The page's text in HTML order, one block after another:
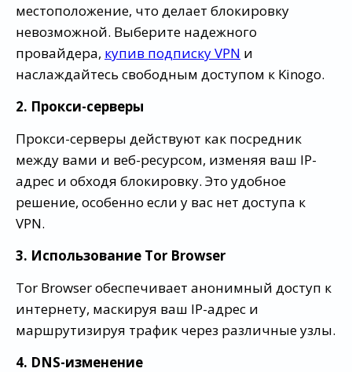
местоположение, что делает блокировку
невозможной. Выберите надежного
провайдера, купив подписку VPN и
наслаждайтесь свободным доступом к Kinogo.
2. Прокси-серверы
Прокси-серверы действуют как посредник
между вами и веб-ресурсом, изменяя ваш IP-
адрес и обходя блокировку. Это удобное
решение, особенно если у вас нет доступа к
VPN.
3. Использование Tor Browser
Tor Browser обеспечивает анонимный доступ к
интернету, маскируя ваш IP-адрес и
маршрутизируя трафик через различные узлы.
4. DNS-изменение